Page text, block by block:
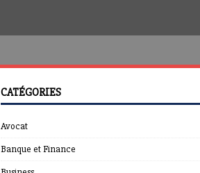
CATÉGORIES
Avocat
Banque et Finance